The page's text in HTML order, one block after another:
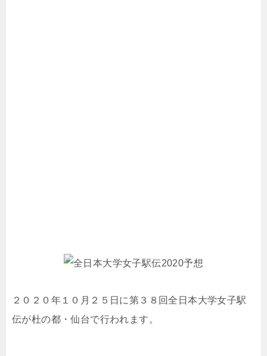
２０２０年１０月２５日に第３８回全日本大学女子駅
伝が杜の都・仙台で行われます。